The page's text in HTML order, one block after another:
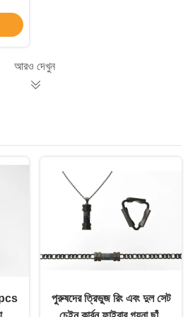
আরও দেখুন
পুরুষদের ত্রিভুজ রিং এবং দুল সেট